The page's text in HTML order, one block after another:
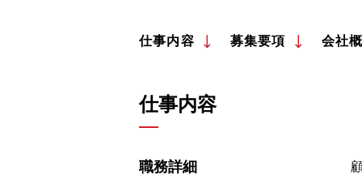
仕事内容 募集要項 会社
仕事内容
職務詳細